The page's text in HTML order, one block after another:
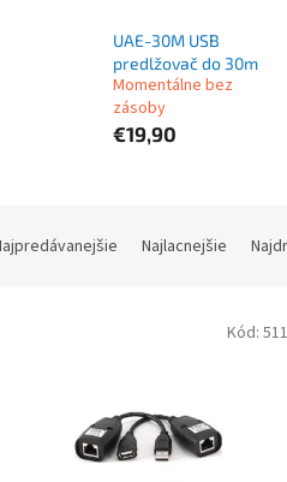
UAE-30M USB
predlžovač do 30m
Momentálne bez
zásoby
€19,90
Najlacnejšie
Kód: